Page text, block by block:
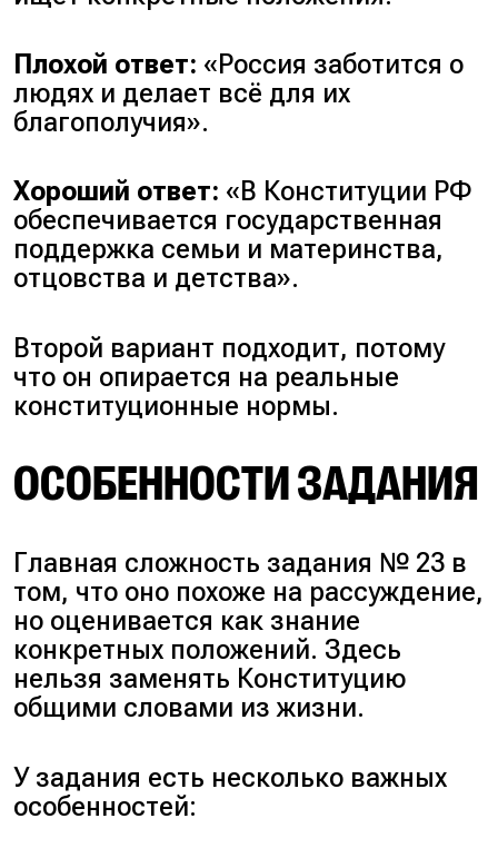
Плохой ответ: «Россия заботится о
людях и делает всё для их
благополучия».
Хороший ответ: «В Конституции РФ
обеспечивается государственная
поддержка семьи и материнства,
отцовства и детства».
Второй вариант подходит, потому
что он опирается на реальные
конституционные нормы.
ОСОБЕННОСТИ ЗАДАНИЯ
Главная сложность задания № 23 в
том, что оно похоже на рассуждение,
но оценивается как знание
конкретных положений. Здесь
нельзя заменять Конституцию
общими словами из жизни.
У задания есть несколько важных
особенностей: